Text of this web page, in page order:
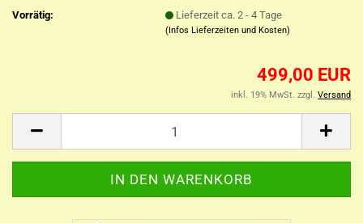
Vorrätig:
Lieferzeit ca. 2 - 4 Tage
(Infos Lieferzeiten und Kosten)
499,00 EUR
inkl. 19% MwSt. zzgl. Versand